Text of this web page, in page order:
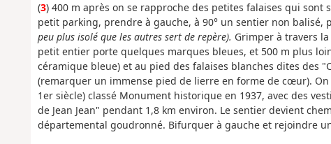
(3) 400 m après on se rapproche des petites falaises qui
petit parking, prendre à gauche, à 90° un sentier non
peu plus isolé que les autres sert de repère). Grimper à travers
petit entier porte quelques marques bleues, et 500 m plus
céramique bleue) et au pied des falaises blanches dites des
(remarquer un immense pied de lierre en forme de cœur). On
1er siècle) classé Monument historique en 1937, avec des
de Jean Jean" pendant 1,8 km environ. Le sentier devient
départemental goudronné. Bifurquer à gauche et rejoindre